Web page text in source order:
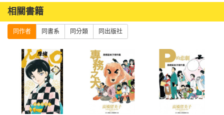
相關書籍
同作者 同書系 同分類 同出版社